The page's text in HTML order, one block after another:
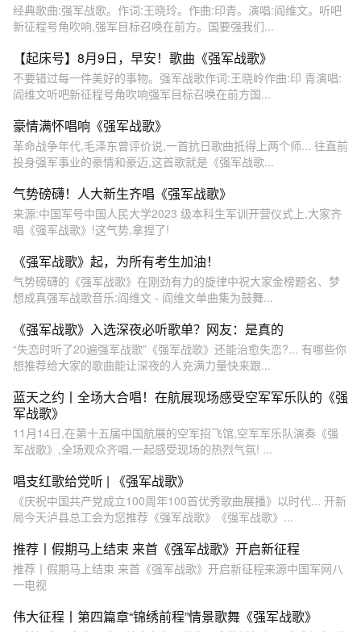
经典歌曲:强军战歌。作词:王晓玲。作曲:印青。演唱:阎维文。听吧
新征程号角吹响,强军目标召唤在前方。国要强我们...
【起床号】8月9日，早安！歌曲《强军战歌》
不要错过每一件美好的事物。强军战歌作词:王晓岭作曲:印 青演唱:
阎维文听吧新征程号角吹响强军目标召唤在前方国...
豪情满怀唱响《强军战歌》
革命战争年代,毛泽东曾评价说,一首抗日歌曲抵得上两个师... 往直前
投身强军事业的豪情和豪迈,这首歌就是《强军战歌...
气势磅礴！人大新生齐唱《强军战歌》
来源:中国军号中国人民大学2023 级本科生军训开营仪式上,大家齐
唱《强军战歌》!这气势,拿捏了!
《强军战歌》起，为所有考生加油！
气势磅礴的《强军战歌》在刚劲有力的旋律中祝大家金榜题名、梦
想成真强军战歌音乐:阎维文 - 阎维文单曲集为鼓舞...
《强军战歌》入选深夜必听歌单？网友：是真的
“失恋时听了20遍强军战歌”《强军战歌》还能治愈失恋?... 有哪些你
想推荐给大家的歌曲能让深夜的人充满力量快来跟...
蓝天之约丨全场大合唱！在航展现场感受空军军乐队的《强
军战歌》
11月14日,在第十五届中国航展的空军招飞馆,空军军乐队演奏《强
军战歌》,全场观众齐唱,一起感受现场的热烈气氛! ...
唱支红歌给党听 | 《强军战歌》
《庆祝中国共产党成立100周年100首优秀歌曲展播》以时代... 开新
局今天泸县总工会为您推荐《强军战歌》《强军战歌》...
推荐丨假期马上结束 来首《强军战歌》开启新征程
推荐丨假期马上结束 来首《强军战歌》开启新征程来源中国军网八
一电视
伟大征程丨第四篇章“锦绣前程”情景歌舞《强军战歌》